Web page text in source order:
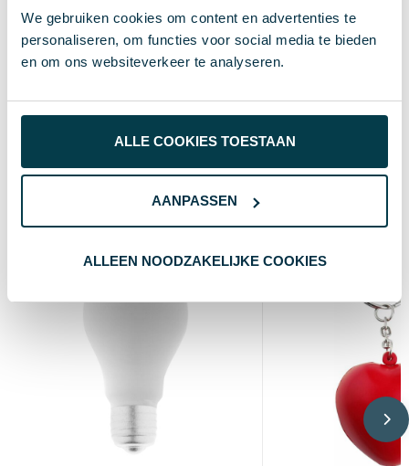
We gebruiken cookies om content en advertenties te
personaliseren, om functies voor social media te bieden
en om ons websiteverkeer te analyseren.
ALLE COOKIES TOESTAAN
AANPASSEN
ALLEEN NOODZAKELIJKE COOKIES
Soort Standaard uitvoering
Hoogte 4.8 cm
Wat anderen bekijken